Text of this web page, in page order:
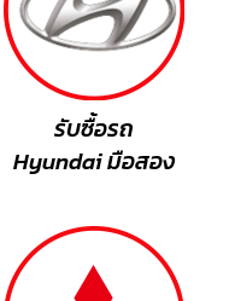
รับซื้อรถ
Hyundai มือสอง